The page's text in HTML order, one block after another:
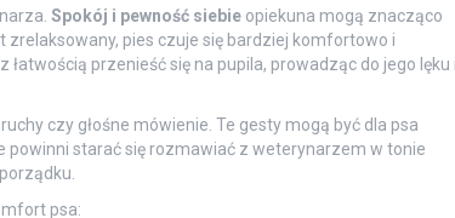
Spokój i pewność siebieopiekuna mogą znacząco
zrelaksowany, pies czuje się bardziej komfortowo i
łatwością przenieść się na pupila, prowadząc do jego lęku i
czy głośne mówienie. Te gesty mogą być dla psa
powinni starać się rozmawiać z weterynarzem w tonie
psa: